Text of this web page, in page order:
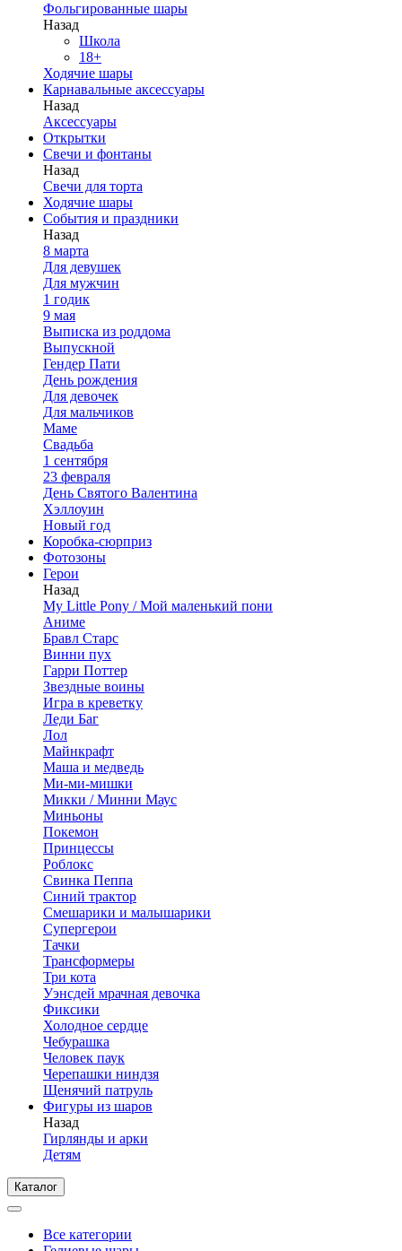
Фольгированные шары
Назад
Школа
18+
Ходячие шары
Карнавальные аксессуары
Назад
Аксессуары
Открытки
Свечи и фонтаны
Назад
Свечи для торта
Ходячие шары
События и праздники
Назад
8 марта
Для девушек
Для мужчин
1 годик
9 мая
Выписка из роддома
Выпускной
Гендер Пати
День рождения
Для девочек
Для мальчиков
Маме
Свадьба
1 сентября
23 февраля
День Святого Валентина
Хэллоуин
Новый год
Коробка-сюрприз
Фотозоны
Герои
Назад
My Little Pony / Мой маленький пони
Аниме
Бравл Старс
Винни пух
Гарри Поттер
Звездные воины
Игра в креветку
Леди Баг
Лол
Майнкрафт
Маша и медведь
Ми-ми-мишки
Микки / Минни Маус
Миньоны
Покемон
Принцессы
Роблокс
Свинка Пеппа
Синий трактор
Смешарики и малышарики
Супергерои
Тачки
Трансформеры
Три кота
Уэнсдей мрачная девочка
Фиксики
Холодное сердце
Чебурашка
Человек паук
Черепашки ниндзя
Щенячий патруль
Фигуры из шаров
Назад
Гирлянды и арки
Детям
Каталог
Все категории